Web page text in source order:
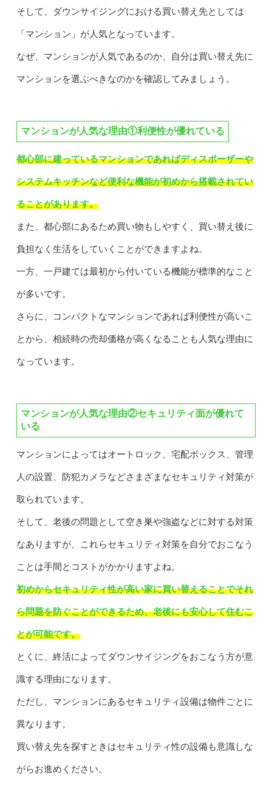
そして、ダウンサイジングにおける買い替え先としては
「マンション」が人気となっています。
なぜ、マンションが人気であるのか、自分は買い替え先に
マンションを選ぶべきなのかを確認してみましょう。
マンションが人気な理由①利便性が優れている
都心部に建っているマンションであればディスポーザーや
システムキッチンなど便利な機能が初めから搭載されてい
ることがあります。
また、都心部にあるため買い物もしやすく、買い替え後に
負担なく生活をしていくことができますよね。
一方、一戸建ては最初から付いている機能が標準的なこと
が多いです。
さらに、コンパクトなマンションであれば利便性が高いこ
とから、相続時の売却価格が高くなることも人気な理由に
なっています。
マンションが人気な理由②セキュリティ面が優れて
いる
マンションによってはオートロック、宅配ボックス、管理
人の設置、防犯カメラなどさまざまなセキュリティ対策が
取られています。
そして、老後の問題として空き巣や強盗などに対する対策
なありますが、これらセキュリティ対策を自分でおこなう
ことは手間とコストがかかりますよね。
初めからセキュリティ性が高い家に買い替えることでそれ
ら問題を防ぐことができるため、老後にも安心して住むこ
とが可能です。
とくに、終活によってダウンサイジングをおこなう方が意
識する理由になります。
ただし、マンションにあるセキュリティ設備は物件ごとに
異なります。
買い替え先を探すときはセキュリティ性の設備も意識しな
がらお進めください。